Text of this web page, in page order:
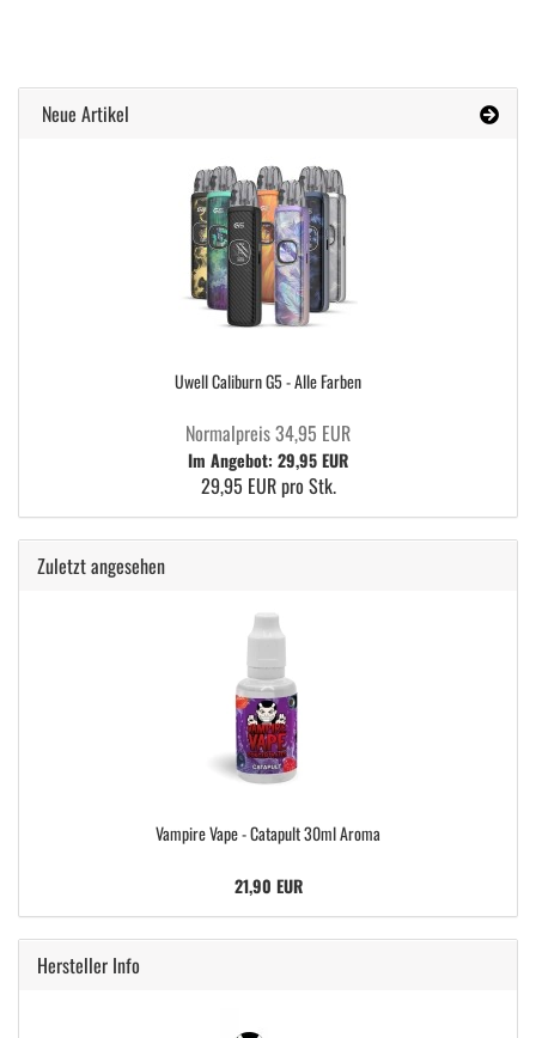
Neue Artikel
Uwell Caliburn G5 - Alle Farben
Normalpreis 34,95 EUR
Im Angebot: 29,95 EUR
29,95 EUR pro Stk.
Zuletzt angesehen
Vampire Vape - Catapult 30ml Aroma
21,90 EUR
Hersteller Info